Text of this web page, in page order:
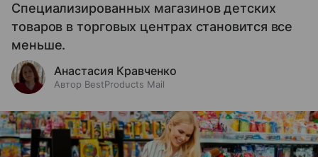
Специализированных магазинов детских
товаров в торговых центрах становится все
меньше.
Анастасия Кравченко
Автор BestProducts Mail